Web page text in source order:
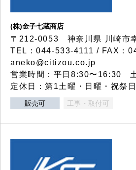
(株)金子七蔵商店
〒212-0053 神奈川県 川崎市
TEL：044-533-4111 / FAX：
aneko@citizou.co.jp
営業時間：平日8:30〜16:30
定休日：第1土曜・日曜・祝祭日
販売可 工事・取付可